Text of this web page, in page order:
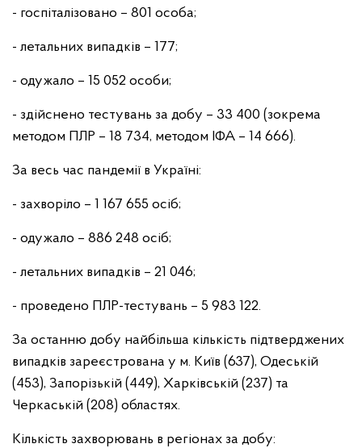
- госпіталізовано – 801 особа;
- летальних випадків – 177;
- одужало – 15 052 особи;
- здійснено тестувань за добу – 33 400 (зокрема
методом ПЛР – 18 734, методом ІФА – 14 666).
За весь час пандемії в Україні:
- захворіло – 1 167 655 осіб;
- одужало – 886 248 осіб;
- летальних випадків – 21 046;
- проведено ПЛР-тестувань – 5 983 122.
За останню добу найбільша кількість підтверджених
випадків зареєстрована у м. Київ (637), Одеській
(453), Запорізькій (449), Харківській (237) та
Черкаській (208) областях.
Кількість захворювань в регіонах за добу: